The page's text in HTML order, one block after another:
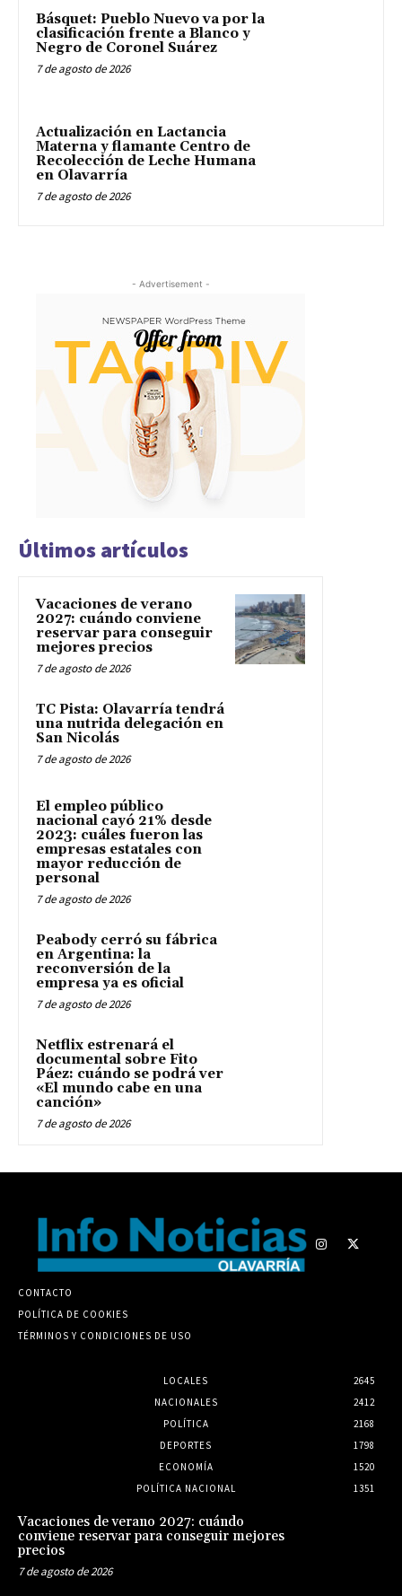
Básquet: Pueblo Nuevo va por la
clasificación frente a Blanco y
Negro de Coronel Suárez
7 de agosto de 2026
Actualización en Lactancia
Materna y flamante Centro de
Recolección de Leche Humana
en Olavarría
7 de agosto de 2026
- Advertisement -
Últimos artículos
Vacaciones de verano
2027: cuándo conviene
reservar para conseguir
mejores precios
7 de agosto de 2026
TC Pista: Olavarría tendrá
una nutrida delegación en
San Nicolás
7 de agosto de 2026
El empleo público
nacional cayó 21% desde
2023: cuáles fueron las
empresas estatales con
mayor reducción de
personal
7 de agosto de 2026
Peabody cerró su fábrica
en Argentina: la
reconversión de la
empresa ya es oficial
7 de agosto de 2026
Netflix estrenará el
documental sobre Fito
Páez: cuándo se podrá ver
«El mundo cabe en una
canción»
7 de agosto de 2026
CONTACTO
POLÍTICA DE COOKIES
TÉRMINOS Y CONDICIONES DE USO
LOCALES
2645
NACIONALES
2412
POLÍTICA
2168
DEPORTES
1798
ECONOMÍA
1520
POLÍTICA NACIONAL
1351
Vacaciones de verano 2027: cuándo
conviene reservar para conseguir mejores
precios
7 de agosto de 2026